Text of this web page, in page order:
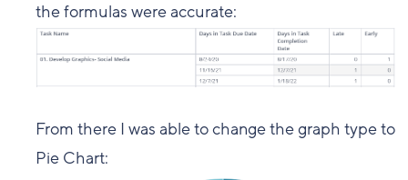
the formulas were accurate:
From there I was able to change the graph type to
Pie Chart: